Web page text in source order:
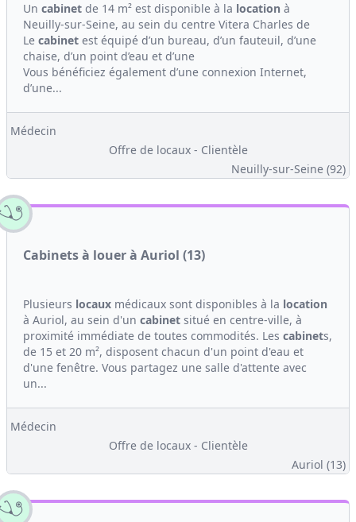
Un cabinet de 14 m² est disponible à la location à
Neuilly-sur-Seine, au sein du centre Vitera Charles de
Le cabinet est équipé d’un bureau, d’un fauteuil, d’une
chaise, d’un point d’eau et d’une
Vous bénéficiez également d’une connexion Internet,
d’une...
Médecin
Offre de locaux - Clientèle
Neuilly-sur-Seine (92)
Cabinets à louer à Auriol (13)
Plusieurs locaux médicaux sont disponibles à la location
à Auriol, au sein d'un cabinet situé en centre-ville, à
proximité immédiate de toutes commodités. Les cabinets,
de 15 et 20 m², disposent chacun d'un point d'eau et
d'une fenêtre. Vous partagez une salle d'attente avec
un...
Médecin
Offre de locaux - Clientèle
Auriol (13)